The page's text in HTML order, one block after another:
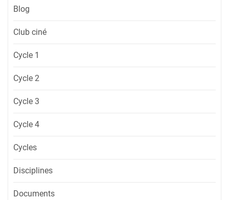
Blog
Club ciné
Cycle 1
Cycle 2
Cycle 3
Cycle 4
Cycles
Disciplines
Documents